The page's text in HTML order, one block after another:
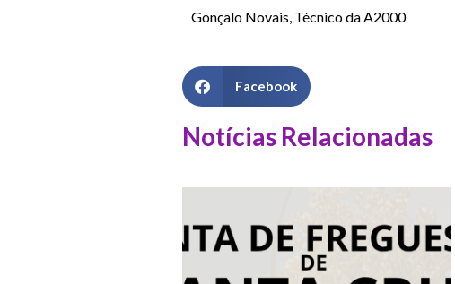
Gonçalo Novais, Técnico da A2000
Facebook
Notícias Relacionadas